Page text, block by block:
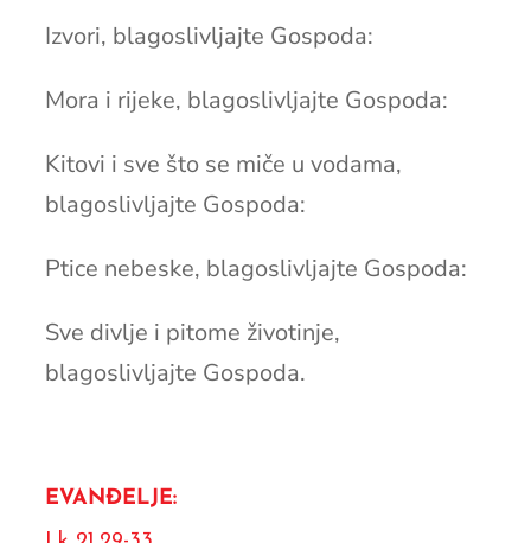
Izvori, blagoslivljajte Gospoda:
Mora i rijeke, blagoslivljajte Gospoda:
Kitovi i sve što se miče u vodama,
blagoslivljajte Gospoda:
Ptice nebeske, blagoslivljajte Gospoda:
Sve divlje i pitome životinje,
blagoslivljajte Gospoda.
EVANĐELJE: